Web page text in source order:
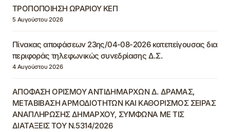
ΤΡΟΠΟΠΟΙΗΣΗ ΩΡΑΡΙΟΥ ΚΕΠ
5 Αυγούστου 2026
Πίνακας αποφάσεων 23ης/04-08-2026 κατεπείγουσας δια
περιφοράς τηλεφωνικώς συνεδρίασης Δ.Σ.
4 Αυγούστου 2026
ΑΠΟΦΑΣΗ ΟΡΙΣΜΟΥ ΑΝΤΙΔΗΜΑΡΧΩΝ Δ. ΔΡΑΜΑΣ,
ΜΕΤΑΒΙΒΑΣΗ ΑΡΜΟΔΙΟΤΗΤΩΝ ΚΑΙ ΚΑΘΟΡΙΣΜΟΣ ΣΕΙΡΑΣ
ΑΝΑΠΛΗΡΩΣΗΣ ΔΗΜΑΡΧΟΥ, ΣΥΜΦΩΝΑ ΜΕ ΤΙΣ
ΔΙΑΤΑΞΕΙΣ ΤΟΥ Ν.5314/2026